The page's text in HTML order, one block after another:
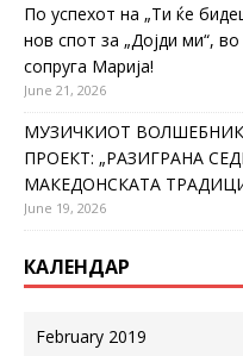
По успехот на „Ти ќе
нов спот за „Дојди ми“,
сопруга Марија!
June 21, 2026
МУЗИЧКИОТ
ПРОЕКТ: „РАЗИГРАНА
МАКЕДОНСКАТА
June 19, 2026
КАЛЕНДАР
February 2019